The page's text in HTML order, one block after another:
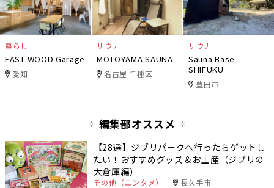
暮らし
EAST WOOD Garage
愛知
サウナ
MOTOYAMA SAUNA
名古屋 千種区
サウナ
Sauna Base
SHIFUKU
豊田市
編集部オススメ
【28選】ジブリパークへ行ったらゲットし
たい！おすすめグッズ＆お土産（ジブリの
大倉庫編）
その他（エンタメ） 長久手市